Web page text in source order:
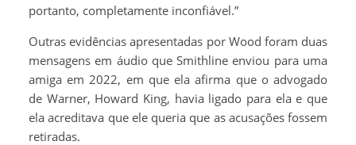
portanto, completamente inconfiável.”
Outras evidências apresentadas por Wood foram duas
mensagens em áudio que Smithline enviou para uma
amiga em 2022, em que ela afirma que o advogado
de Warner, Howard King, havia ligado para ela e que
ela acreditava que ele queria que as acusações fossem
retiradas.